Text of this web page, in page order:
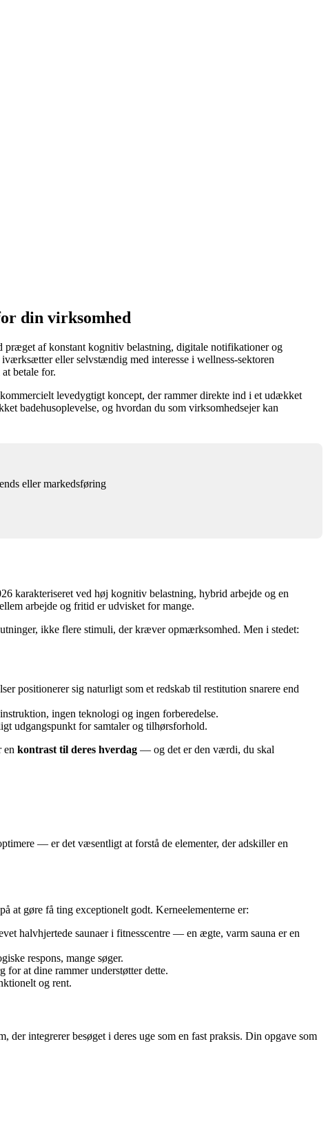
din virksomhed
præget af konstant kognitiv belastning, digitale notifikationer og
eller selvstændig med interesse i wellness-sektoren
betale for.
levedygtigt koncept, der rammer direkte ind i et udækket
badehusoplevelse, og hvordan du som virksomhedsejer kan
eller markedsføring
karakteriseret ved høj kognitiv belastning, hybrid arbejde og en
arbejde og fritid er udvisket for mange.
ikke flere stimuli, der kræver opmærksomhed. Men i stedet:
positionerer sig naturligt som et redskab til restitution snarere end
ingen teknologi og ingen forberedelse.
udgangspunkt for samtaler og tilhørsforhold.
en kontrast til deres hverdag — og det er den værdi, du skal
— er det væsentligt at forstå de elementer, der adskiller en
at gøre få ting exceptionelt godt. Kerneelementerne er:
halvhjertede saunaer i fitnesscentre — en ægte, varm sauna er en
respons, mange søger.
at dine rammer understøtter dette.
og rent.
der integrerer besøget i deres uge som en fast praksis. Din opgave som